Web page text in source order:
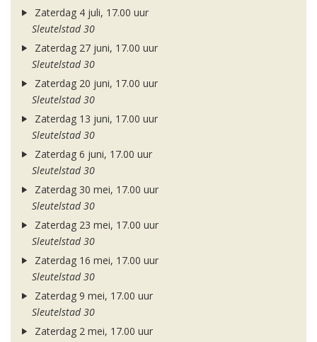
Zaterdag 4 juli, 17.00 uur
Sleutelstad 30
Zaterdag 27 juni, 17.00 uur
Sleutelstad 30
Zaterdag 20 juni, 17.00 uur
Sleutelstad 30
Zaterdag 13 juni, 17.00 uur
Sleutelstad 30
Zaterdag 6 juni, 17.00 uur
Sleutelstad 30
Zaterdag 30 mei, 17.00 uur
Sleutelstad 30
Zaterdag 23 mei, 17.00 uur
Sleutelstad 30
Zaterdag 16 mei, 17.00 uur
Sleutelstad 30
Zaterdag 9 mei, 17.00 uur
Sleutelstad 30
Zaterdag 2 mei, 17.00 uur